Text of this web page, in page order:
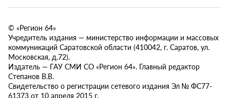
© «Регион 64»
Учредитель издания — министерство информации и массовых
коммуникаций Саратовской области (410042, г. Саратов, ул.
Московская, д.72).
Издатель — ГАУ СМИ СО «Регион 64». Главный редактор
Степанов В.В.
Свидетельство о регистрации сетевого издания Эл № ФС77-
61373 от 10 апреля 2015 г.